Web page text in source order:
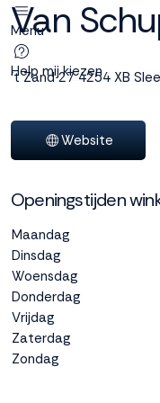
Menu
Help mij kiezengebruikt
functionele,
marketing cookies.
Dankzij functionele
cookies werkt de
website goed,
de analytische
cookies ons helpen
om de website te
verbeteren. Via de
Van
't Zand 27 4254 XB
Website
Openingstijden
Maandag
Dinsdag
Woensdag
Donderdag
Vrijdag
Zaterdag
Zondag